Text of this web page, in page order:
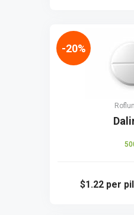
$1.22 per pil
-20%